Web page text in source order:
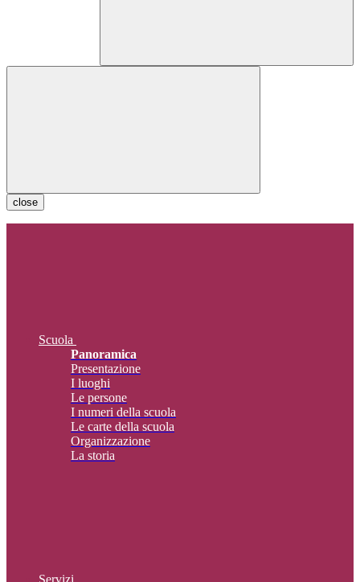
close
Scuola
Panoramica
Presentazione
I luoghi
Le persone
I numeri della scuola
Le carte della scuola
Organizzazione
La storia